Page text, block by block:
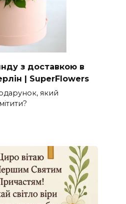
з доставкою в
| SuperFlowers
який